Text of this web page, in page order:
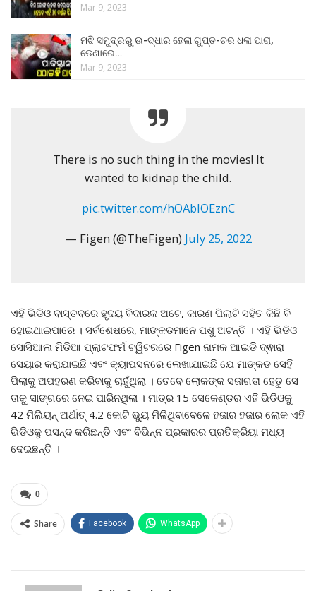
Mar 9, 2023
ମଝି ସମୁଦ୍ରରୁ ଉ-ଦ୍ଧାର ହେଲା ଗୁପ୍ତ-ଚର ଧଳା ପାରା,
ଡେଣାରେ…
Mar 9, 2023
There is no such thing in the movies! It
wanted to kidnap the child.
pic.twitter.com/hOAblOEznC
— Figen (@TheFigen) July 25, 2022
ଏହି ଭିଡିଓ ବାସ୍ତବରେ ହୃଦୟ ବିଦାରକ ଅଟେ, କାରଣ ପିଲାଟି ସହିତ କିଛି ବି
ହୋଇଥାଇପାରେ । ସର୍ବଶେଷରେ, ମାଙ୍କଡମାନେ ପଶୁ ଅଟନ୍ତି । ଏହି ଭିଡିଓ
ସୋସିଆଲ ମିଡିଆ ପ୍ଲାଟଫର୍ମ ଟ୍ୱିଟରରେ Figen ନାମକ ଆଇଡି ଦ୍ଵାରା
ସେୟାର କରାଯାଇଛି ଏବଂ କ୍ୟାପସନରେ ଲେଖାଯାଇଛି ଯେ ମାଙ୍କଡ ସେହି
ପିଲାକୁ ଅପହରଣ କରିବାକୁ ଚାହୁଁଥିଲା । ତେବେ ଲୋକଙ୍କ ସଜାଗତା ହେତୁ ସେ
ତାକୁ ସାଙ୍ଗରେ ନେଇ ପାରିନଥିଲା । ମାତ୍ର 15 ସେକେଣ୍ଡର ଏହି ଭିଡିଓକୁ
42 ମିଲିୟନ୍ ଅର୍ଥାତ୍ 4.2 କୋଟି ଭ୍ୟୁ ମିଳିଥିବାବେଳେ ହଜାର ହଜାର ଲୋକ ଏହି
ଭିଡିଓକୁ ପସନ୍ଦ କରିଛନ୍ତି ଏବଂ ବିଭିନ୍ନ ପ୍ରକାରର ପ୍ରତିକ୍ରିୟା ମଧ୍ୟ
ଦେଇଛନ୍ତି ।
0
Share Facebook WhatsApp